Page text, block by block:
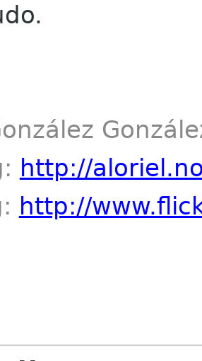
http://
http://